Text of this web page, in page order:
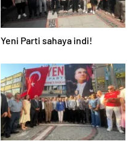
Yeni Parti sahaya indi!